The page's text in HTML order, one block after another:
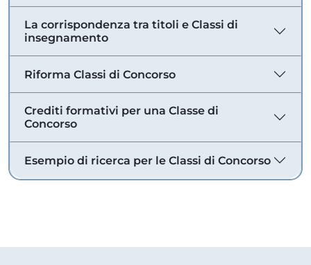
La corrispondenza tra titoli e Classi di
insegnamento
Riforma Classi di Concorso
Crediti formativi per una Classe di
Concorso
Esempio di ricerca per le Classi di Concorso